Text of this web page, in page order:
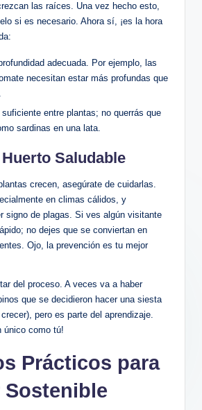
las raíces. Una vez hecho esto,
si es necesario. Ahora sí, ¡es la hora
adecuada. Por ejemplo, las
necesitan estar más profundas que
entre plantas; no querrás que
sardinas en una lata.
Huerto Saludable
crecen, asegúrate de cuidarlas.
en climas cálidos, y
signo de plagas. Si ves algún visitante
no dejes que se conviertan en
Ojo, la prevención es tu mejor
del proceso. A veces va a haber
que se decidieron hacer una siesta
pero es parte del aprendizaje.
único como tú!
Prácticos para
Sostenible